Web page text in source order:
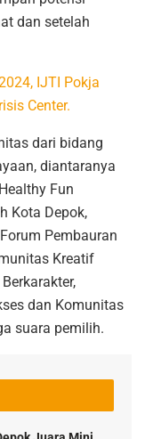
dan setelah
IJTI Pokja
Center.
dari bidang
diantaranya
Fun
Kota Depok,
Pembauran
Kreatif
dan Komunitas
suara pemilih.